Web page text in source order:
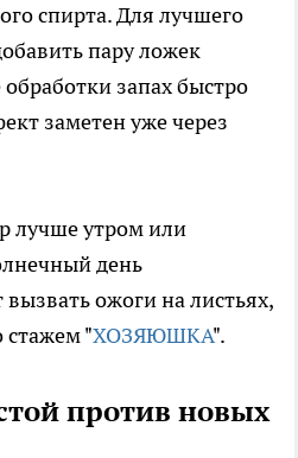
спирта. Для лучшего
пару ложек
запах быстро
заметен уже через
лучше утром или
день
ожоги на листьях,
стажем "ХОЗЯЮШКА".
против новых